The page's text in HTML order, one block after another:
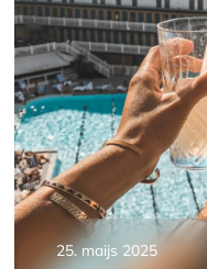
25. maijs 2025